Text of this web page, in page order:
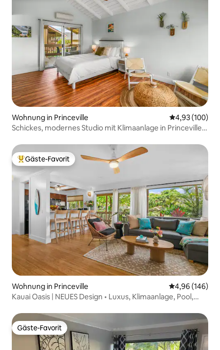
Wohnung in Princeville
4,93 (100)
Schickes, modernes Studio mit Klimaanlage in Princeville,
Beliebter Gäste-Favorit.
Gäste-Favorit
Wohnung in Princeville
4,96 (146)
Kauai Oasis | NEUES Design • Luxus, Klimaanlage, Pool,
Gäste-Favorit
Gäste-Favorit